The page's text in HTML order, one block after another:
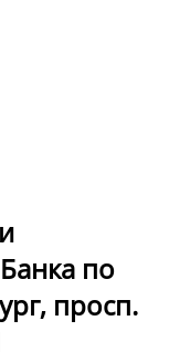
по
просп.